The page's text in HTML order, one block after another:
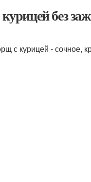
без
с курицей - сочное,